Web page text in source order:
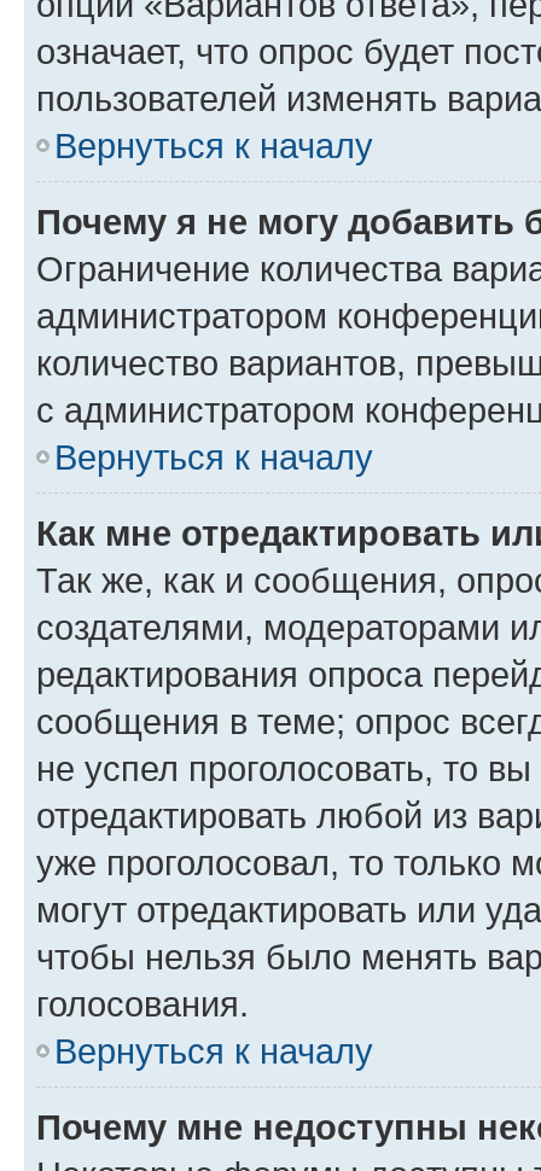
означает, что опрос будет
пользователей изменять
Вернуться к началу
Почему я не могу добавить
Ограничение количества
администратором
количество вариантов,
с администратором
Вернуться к началу
Как мне отредактировать
Так же, как и сообщения,
создателями, модераторами
редактирования опроса
сообщения в теме; опрос
не успел проголосовать, то
отредактировать любой из
уже проголосовал, то только
могут отредактировать или
чтобы нельзя было менять
голосования.
Вернуться к началу
Почему мне недоступны